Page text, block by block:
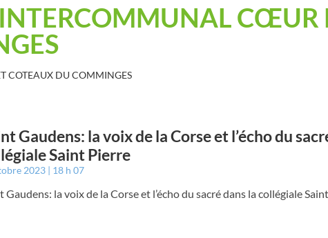
CŒUR
COTEAUX DU COMMINGES
Gaudens: la voix de la Corse et l’écho du
Saint Pierre
2023 18 h 07
Gaudens: la voix de la Corse et l’écho du sacré dans la collégiale